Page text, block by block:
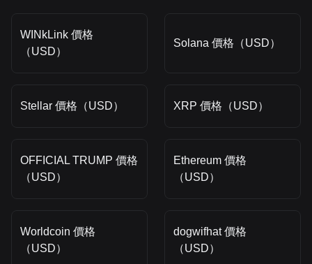
WINkLink 價格
（USD）
Solana 價格（USD）
Stellar 價格（USD） XRP 價格（USD）
OFFICIAL TRUMP 價格
（USD）
Ethereum 價格
（USD）
Worldcoin 價格
（USD）
dogwifhat 價格
（USD）